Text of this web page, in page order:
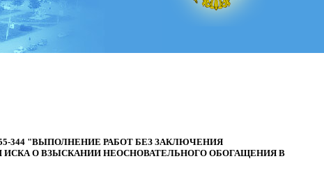
55-344 "ВЫПОЛНЕНИЕ РАБОТ БЕЗ ЗАКЛЮЧЕНИЯ
О ВЗЫСКАНИИ НЕОСНОВАТЕЛЬНОГО ОБОГАЩЕНИЯ В